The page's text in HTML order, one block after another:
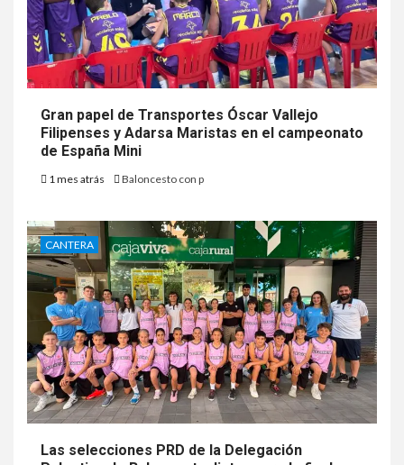
Gran papel de Transportes Óscar Vallejo
Filipenses y Adarsa Maristas en el campeonato
de España Mini
1 mes atrás Baloncesto con p
CANTERA
Las selecciones PRD de la Delegación